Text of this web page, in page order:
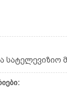
სატელევიზიო